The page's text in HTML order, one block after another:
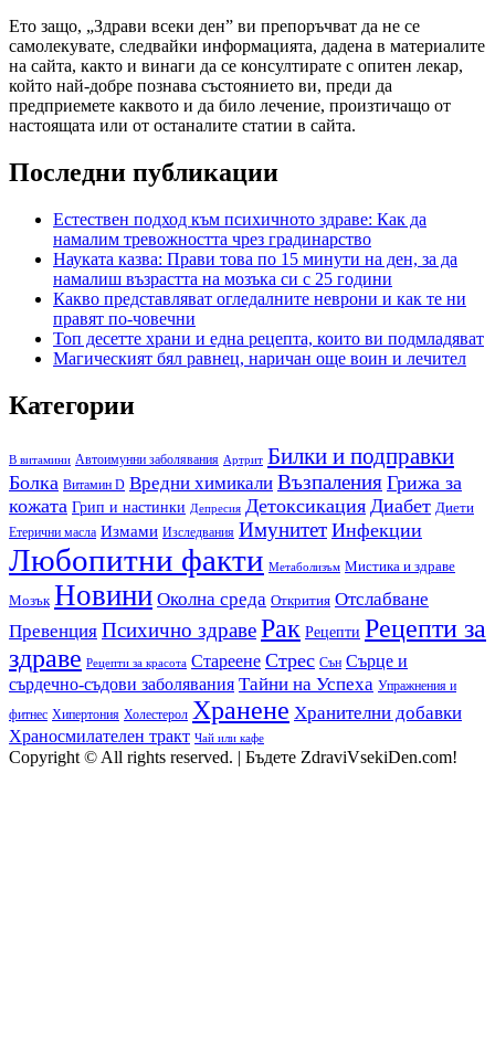
Ето защо, „Здрави всеки ден” ви препоръчват да не се
самолекувате, следвайки информацията, дадена в материалите
на сайта, както и винаги да се консултирате с опитен лекар,
който най-добре познава състоянието ви, преди да
предприемете каквото и да било лечение, произтичащо от
настоящата или от останалите статии в сайта.
Последни публикации
Естествен подход към психичното здраве: Как да
намалим тревожността чрез градинарство
Науката казва: Прави това по 15 минути на ден, за да
намалиш възрастта на мозъка си с 25 години
Какво представляват огледалните неврони и как те ни
правят по-човечни
Топ десетте храни и една рецепта, които ви подмладяват
Магическият бял равнец, наричан още воин и лечител
Категории
B витамини Автоимунни заболявания Артрит Билки и подправки
Болка Витамин D Вредни химикали Възпаления Грижа за
кожата Грип и настинки Депресия Детоксикация Диабет Диети
Етерични масла Измами Изследвания Имунитет Инфекции
Любопитни факти Метаболизъм Мистика и здраве
Мозък Новини Околна среда Открития Отслабване
Превенция Психично здравеРак Рецепти Рецепти за
здраве Рецепти за красота Стареене Стрес Сън Сърце и
сърдечно-съдови заболявания Тайни на Успеха Упражнения и
фитнес Хипертония Холестерол Хранене Хранителни добавки
Храносмилателен тракт Чай или кафе
Copyright © All rights reserved. | Бъдете ZdraviVsekiDen.com!